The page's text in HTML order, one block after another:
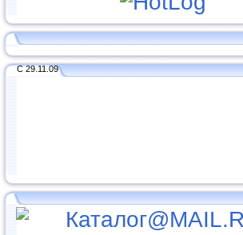
С 29.11.09